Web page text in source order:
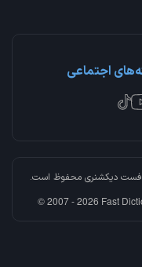
اجتماعی
فست دیکشنریمحفوظ است.
© 2007 - 2026 Fast